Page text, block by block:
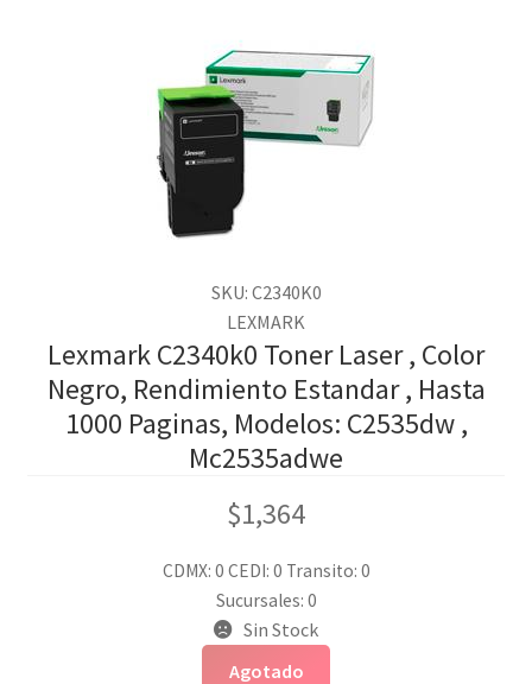
SKU: C2340K0
LEXMARK
Lexmark C2340k0 Toner Laser , Color
Negro, Rendimiento Estandar , Hasta
1000 Paginas, Modelos: C2535dw ,
Mc2535adwe
$1,364
CDMX: 0 CEDI: 0 Transito: 0
Sucursales: 0
Sin Stock
Agotado